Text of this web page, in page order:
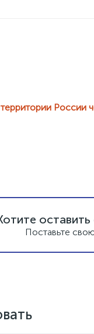
России
оставить
Поставьте